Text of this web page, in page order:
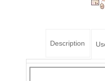
Description